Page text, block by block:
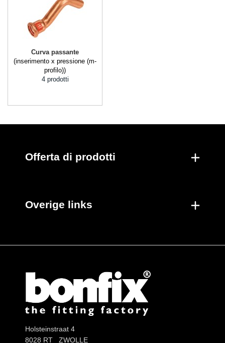
Curva passante
(inserimento x pressione (m-
profilo))
4 prodotti
Offerta di prodotti
Overige links
Holsteinstraat 4
8028 RT ZWOLLE